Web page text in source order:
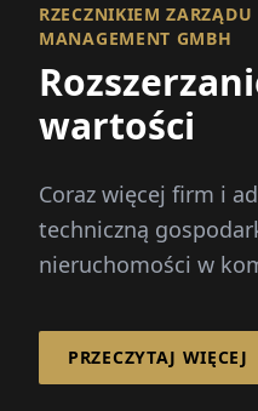
RZECZNIKIEM
MANAGEMENT GMBH
wartości
Coraz więcej firm i
techniczną
nieruchomości w
PRZECZYTAJ WIĘCEJ